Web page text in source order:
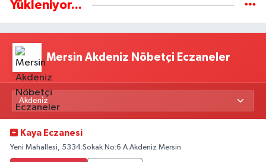
Yükleniyor...
Mersin Akdeniz Nöbetçi Eczaneler
Kaya Eczanesi
Yeni Mahallesi, 5334.Sokak No:6 A Akdeniz Mersin